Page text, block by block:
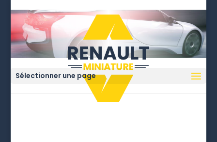
Sélectionner une page